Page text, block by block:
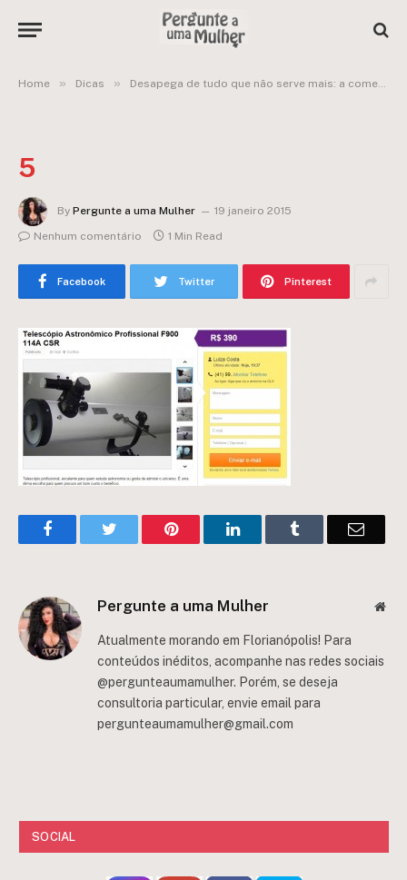
Home » Dicas » Desapega de tudo que não serve mais: a começar por objetos de casa!
5
By Pergunte a uma Mulher
19 janeiro 2015
Nenhum comentário
1 Min Read
Facebook Twitter Pinterest
FacebookTwitter Pinterest LinkedInTumblr Email
Pergunte a uma Mulher
Atualmente morando em Florianópolis! Para
conteúdos inéditos, acompanhe nas redes sociais
@pergunteaumamulher. Porém, se deseja
consultoria particular, envie email para
pergunteaumamulher@gmail.com
SOCIAL